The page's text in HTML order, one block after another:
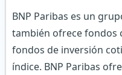
BNP Paribas es un
también ofrece fondos
fondos de inversión
índice. BNP Paribas